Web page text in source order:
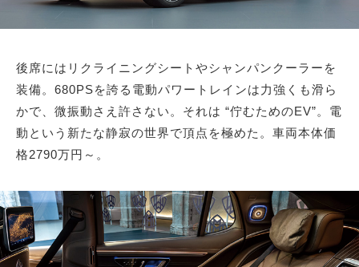
後席にはリクライニングシートやシャンパンクーラーを
装備。680PSを誇る電動パワートレインは力強くも滑ら
かで、微振動さえ許さない。それは “佇むためのEV”。電
動という新たな静寂の世界で頂点を極めた。車両本体価
格2790万円～。